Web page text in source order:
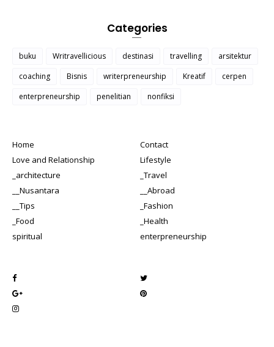
Categories
buku Writravellicious destinasi travelling
arsitektur
coaching
Bisnis writerpreneurship Kreatif
cerpen
enterpreneurship
penelitian nonfiksi
Home
Contact
Love and Relationship
Lifestyle
_architecture
_Travel
__Nusantara
__Abroad
__Tips
_Fashion
_Food
_Health
spiritual
enterpreneurship